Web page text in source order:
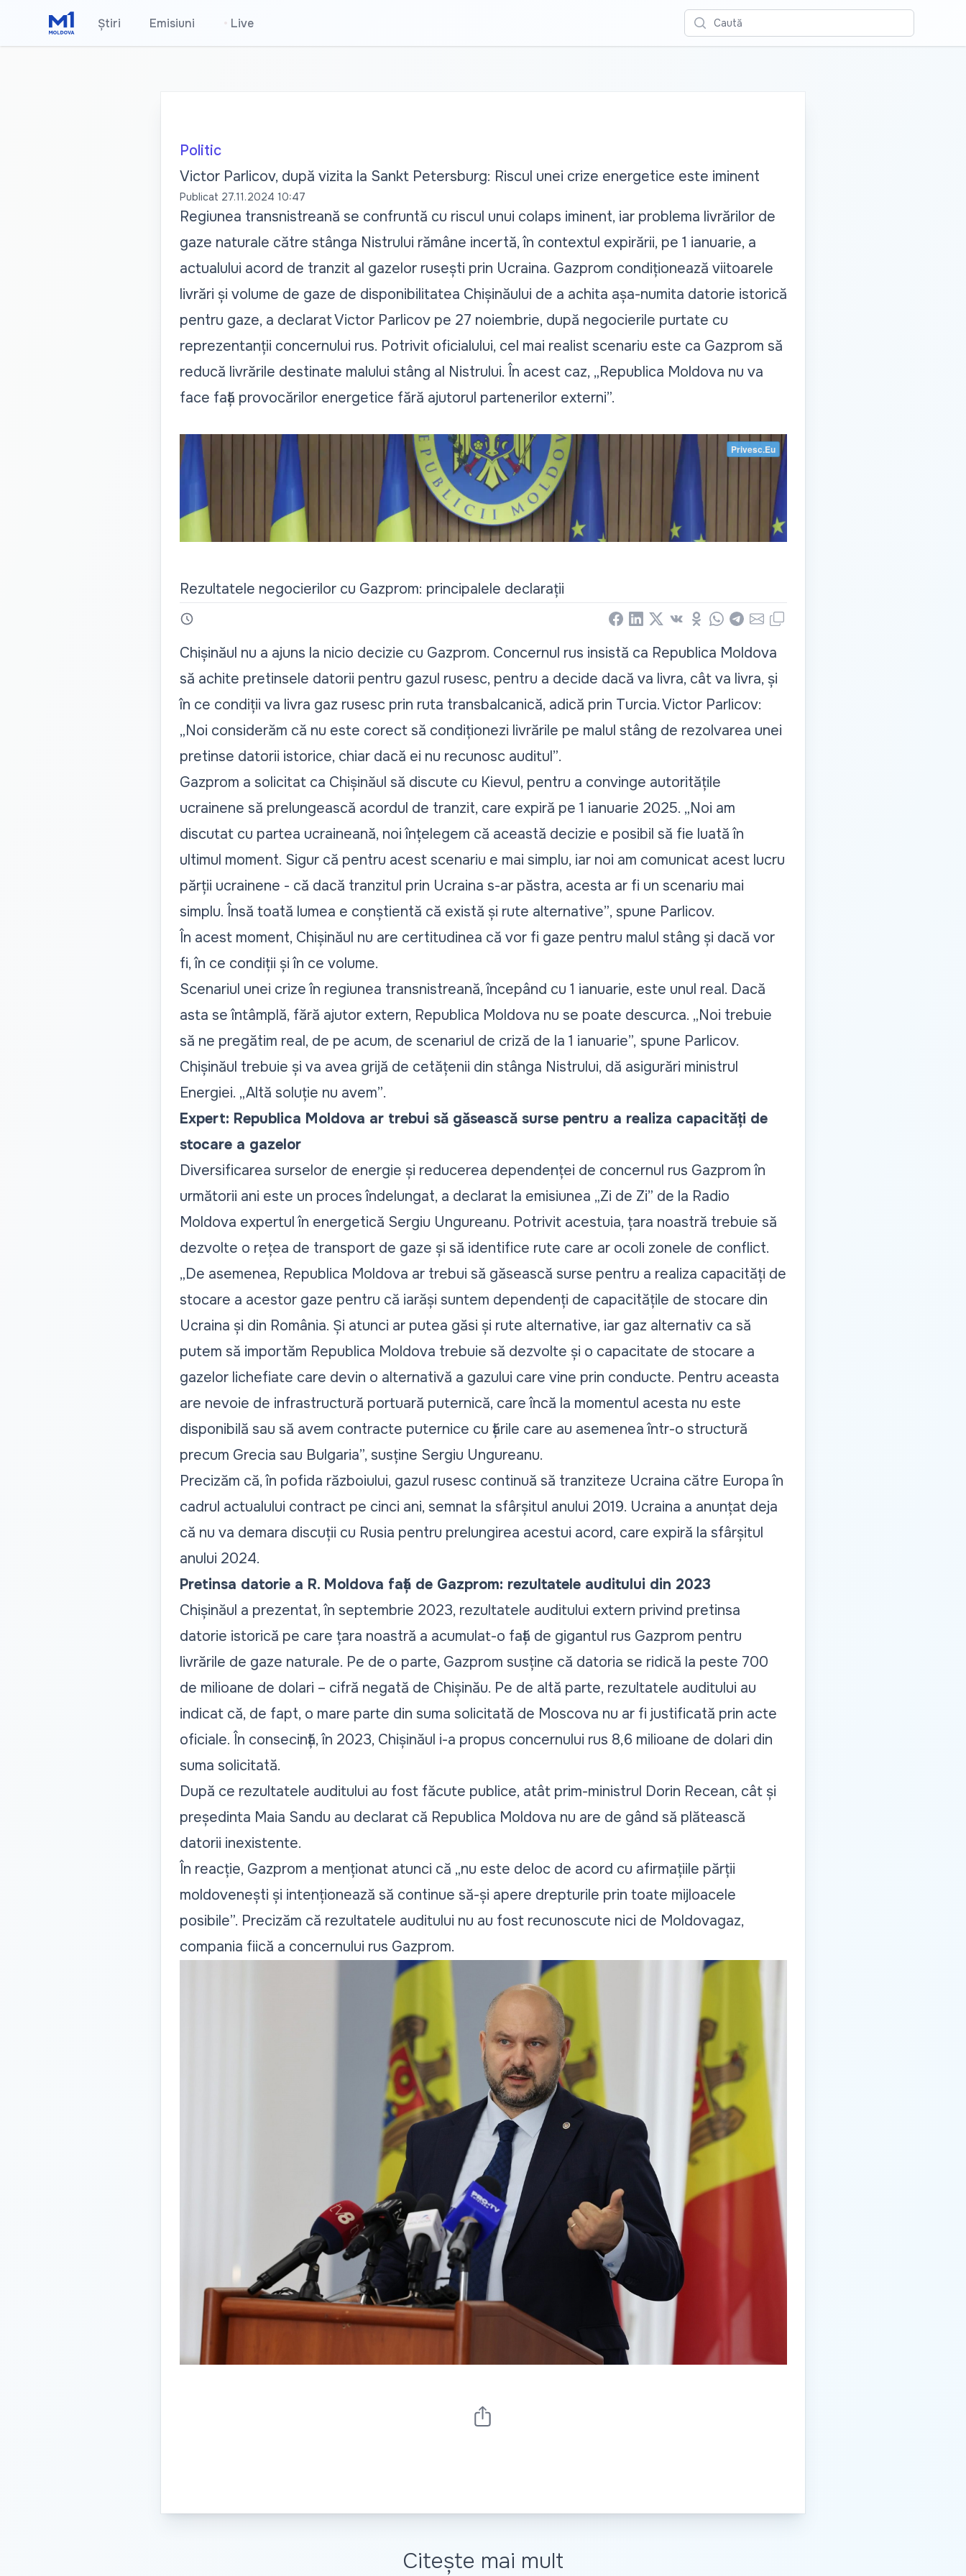
Știri Emisiuni • Live Caută
Politic
Victor Parlicov, după vizita la Sankt Petersburg: Riscul unei crize energetice este iminent
Publicat 27.11.2024 10:47
Regiunea transnistreană se confruntă cu riscul unui colaps iminent, iar problema livrărilor de
gaze naturale către stânga Nistrului rămâne incertă, în contextul expirării, pe 1 ianuarie, a
actualului acord de tranzit al gazelor rusești prin Ucraina. Gazprom condiționează viitoarele
livrări și volume de gaze de disponibilitatea Chișinăului de a achita așa-numita datorie istorică
pentru gaze, a declarat Victor Parlicov pe 27 noiembrie, după negocierile purtate cu
reprezentanții concernului rus. Potrivit oficialului, cel mai realist scenariu este ca Gazprom să
reducă livrările destinate malului stâng al Nistrului. În acest caz, „Republica Moldova nu va
face față provocărilor energetice fără ajutorul partenerilor externi”.
Rezultatele negocierilor cu Gazprom: principalele declarații
Facebook
LinkedIn
X Vkontakte
Odnoklassniki
WhatsApp
Telegram
EmailCopy
Chișinăul nu a ajuns la nicio decizie cu Gazprom. Concernul rus insistă ca Republica Moldova
să achite pretinsele datorii pentru gazul rusesc, pentru a decide dacă va livra, cât va livra, și
în ce condiții va livra gaz rusesc prin ruta transbalcanică, adică prin Turcia. Victor Parlicov:
„Noi considerăm că nu este corect să condiționezi livrările pe malul stâng de rezolvarea unei
pretinse datorii istorice, chiar dacă ei nu recunosc auditul”.
Gazprom a solicitat ca Chișinăul să discute cu Kievul, pentru a convinge autoritățile
ucrainene să prelungească acordul de tranzit, care expiră pe 1 ianuarie 2025. „Noi am
discutat cu partea ucraineană, noi înțelegem că această decizie e posibil să fie luată în
ultimul moment. Sigur că pentru acest scenariu e mai simplu, iar noi am comunicat acest lucru
părții ucrainene - că dacă tranzitul prin Ucraina s-ar păstra, acesta ar fi un scenariu mai
simplu. Însă toată lumea e conștientă că există și rute alternative”, spune Parlicov.
În acest moment, Chișinăul nu are certitudinea că vor fi gaze pentru malul stâng și dacă vor
fi, în ce condiții și în ce volume.
Scenariul unei crize în regiunea transnistreană, începând cu 1 ianuarie, este unul real. Dacă
asta se întâmplă, fără ajutor extern, Republica Moldova nu se poate descurca. „Noi trebuie
să ne pregătim real, de pe acum, de scenariul de criză de la 1 ianuarie”, spune Parlicov.
Chișinăul trebuie și va avea grijă de cetățenii din stânga Nistrului, dă asigurări ministrul
Energiei. „Altă soluție nu avem”.
Expert: Republica Moldova ar trebui să găsească surse pentru a realiza capacități de
stocare a gazelor
Diversificarea surselor de energie și reducerea dependenței de concernul rus Gazprom în
următorii ani este un proces îndelungat, a declarat la emisiunea „Zi de Zi” de la Radio
Moldova expertul în energetică Sergiu Ungureanu. Potrivit acestuia, țara noastră trebuie să
dezvolte o rețea de transport de gaze și să identifice rute care ar ocoli zonele de conflict.
„De asemenea, Republica Moldova ar trebui să găsească surse pentru a realiza capacități de
stocare a acestor gaze pentru că iarăși suntem dependenți de capacitățile de stocare din
Ucraina și din România. Și atunci ar putea găsi și rute alternative, iar gaz alternativ ca să
putem să importăm Republica Moldova trebuie să dezvolte și o capacitate de stocare a
gazelor lichefiate care devin o alternativă a gazului care vine prin conducte. Pentru aceasta
are nevoie de infrastructură portuară puternică, care încă la momentul acesta nu este
disponibilă sau să avem contracte puternice cu țările care au asemenea într-o structură
precum Grecia sau Bulgaria”, susține Sergiu Ungureanu.
Precizăm că, în pofida războiului, gazul rusesc continuă să tranziteze Ucraina către Europa în
cadrul actualului contract pe cinci ani, semnat la sfârșitul anului 2019. Ucraina a anunțat deja
că nu va demara discuții cu Rusia pentru prelungirea acestui acord, care expiră la sfârșitul
anului 2024.
Pretinsa datorie a R. Moldova față de Gazprom: rezultatele auditului din 2023
Chișinăul a prezentat, în septembrie 2023, rezultatele auditului extern privind pretinsa
datorie istorică pe care țara noastră a acumulat-o față de gigantul rus Gazprom pentru
livrările de gaze naturale. Pe de o parte, Gazprom susține că datoria se ridică la peste 700
de milioane de dolari – cifră negată de Chișinău. Pe de altă parte, rezultatele auditului au
indicat că, de fapt, o mare parte din suma solicitată de Moscova nu ar fi justificată prin acte
oficiale. În consecință, în 2023, Chișinăul i-a propus concernului rus 8,6 milioane de dolari din
suma solicitată.
După ce rezultatele auditului au fost făcute publice, atât prim-ministrul Dorin Recean, cât și
președinta Maia Sandu au declarat că Republica Moldova nu are de gând să plătească
datorii inexistente.
În reacție, Gazprom a menționat atunci că „nu este deloc de acord cu afirmațiile părții
moldovenești și intenționează să continue să-și apere drepturile prin toate mijloacele
posibile”. Precizăm că rezultatele auditului nu au fost recunoscute nici de Moldovagaz,
compania fiică a concernului rus Gazprom.
Citește mai mult